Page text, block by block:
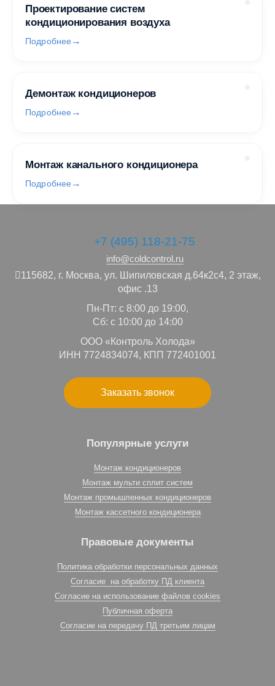
Проектирование систем
кондиционирования воздуха
Подробнее
Демонтаж кондиционеров
Подробнее
Монтаж канального кондиционера
Подробнее
+7 (495) 118-21-75
info@coldcontrol.ru
115682, г. Москва, ул. Шипиловская д.64к2с4, 2 этаж,
офис .13
Пн-Пт: с 8:00 до 19:00,
Сб: с 10:00 до 14:00
ООО «Контроль Холода»
ИНН 7724834074, КПП 772401001
Заказать звонок
Популярные услуги
Монтаж кондиционеров
Монтаж мульти сплит систем
Монтаж промышленных кондиционеров
Монтаж кассетного кондиционера
Правовые документы
Политика обработки персональных данных
Согласие на обработку ПД клиента
Согласие на использование файлов cookies
Публичная оферта
Согласие на передачу ПД третьим лицам